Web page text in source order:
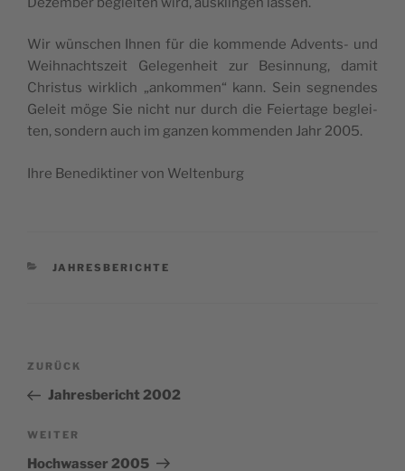
Wir wün­schen Ihnen für die kom­men­de Advents- und
Weih­nachts­zeit Gele­gen­heit zur Besin­nung, damit
Chris­tus wirk­lich „ankom­men“ kann. Sein seg­nen­des
Geleit möge Sie nicht nur durch die Fei­er­ta­ge beglei­
ten, son­dern auch im gan­zen kom­men­den Jahr 2005.
Ihre Bene­dik­ti­ner von Weltenburg
KATEGORIEN
JAHRESBERICHTE
Beitragsnavigation
Vorheriger
Beitrag
ZURÜCK
Jahresbericht 2002
Nächster
Beitrag
WEITER
Hochwasser 2005